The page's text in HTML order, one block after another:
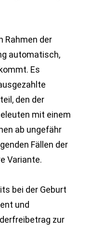
Rahmen der
automatisch,
Es
den der
mit einem
ab ungefähr
Fällen der
Variante.
bei der Geburt
und
zur